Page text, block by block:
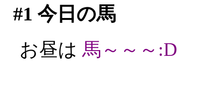
#1 今日の馬
お昼は 馬～～～:D